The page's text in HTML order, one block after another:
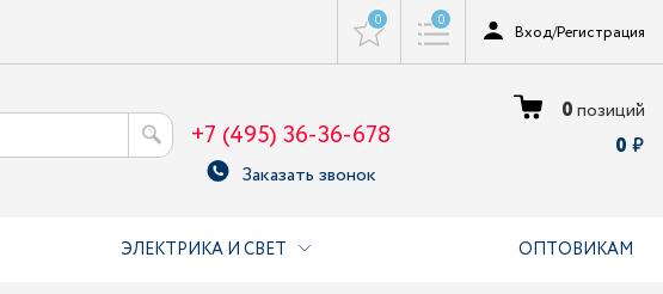
0 0
Вход/Регистрация
+7 (495) 36-36-678
Заказать звонок
0позиций
0
ЭЛЕКТРИКА И СВЕТ ОПТОВИКАМ